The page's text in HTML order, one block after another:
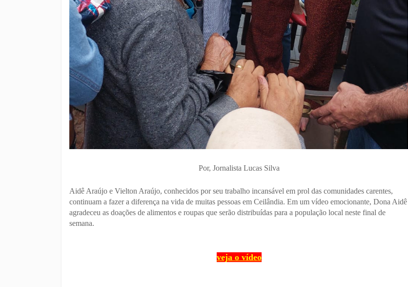
Por, Jornalista Lucas Silva
Aidê Araújo e Vielton Araújo, conhecidos por seu trabalho incansável em prol das comunidades carentes,
continuam a fazer a diferença na vida de muitas pessoas em Ceilândia. Em um vídeo emocionante, Dona Aidê
agradeceu as doações de alimentos e roupas que serão distribuídas para a população local neste final de
semana.
veja o vídeo